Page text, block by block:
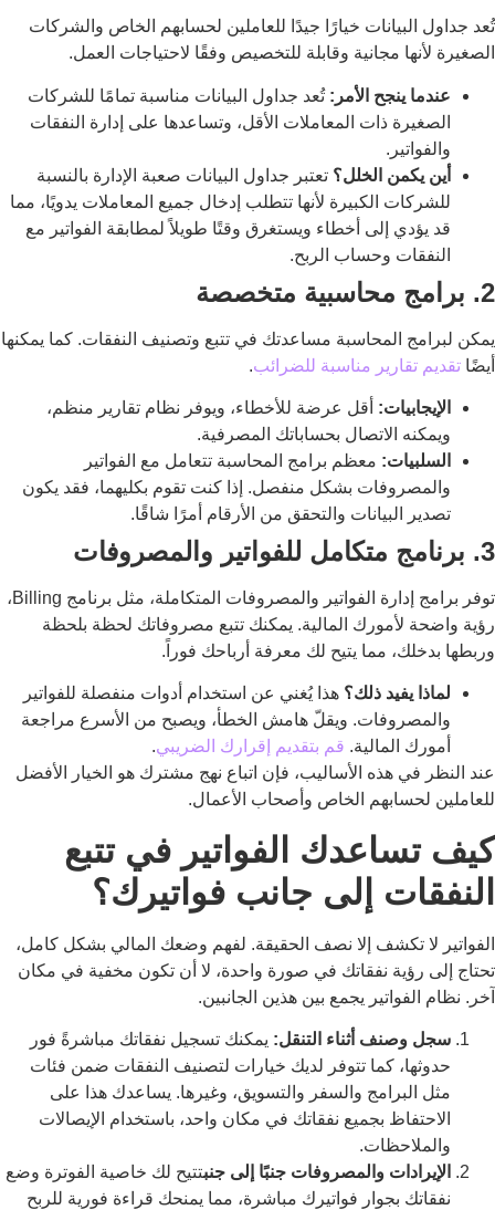
تُعد جداول البيانات خيارًا جيدًا للعاملين لحسابهم الخاص والشركات
الصغيرة لأنها مجانية وقابلة للتخصيص وفقًا لاحتياجات العمل.
عندما ينجح الأمر: تُعد جداول البيانات مناسبة تمامًا للشركات
الصغيرة ذات المعاملات الأقل، وتساعدها على إدارة النفقات
والفواتير.
أين يكمن الخلل؟ تعتبر جداول البيانات صعبة الإدارة بالنسبة
للشركات الكبيرة لأنها تتطلب إدخال جميع المعاملات يدويًا، مما
قد يؤدي إلى أخطاء ويستغرق وقتًا طويلاً لمطابقة الفواتير مع
النفقات وحساب الربح.
2. برامج محاسبية متخصصة
يمكن لبرامج المحاسبة مساعدتك في تتبع وتصنيف النفقات. كما يمكنها
أيضًا تقديم تقارير مناسبة للضرائب.
الإيجابيات: أقل عرضة للأخطاء، ويوفر نظام تقارير منظم،
ويمكنه الاتصال بحساباتك المصرفية.
السلبيات: معظم برامج المحاسبة تتعامل مع الفواتير
والمصروفات بشكل منفصل. إذا كنت تقوم بكليهما، فقد يكون
تصدير البيانات والتحقق من الأرقام أمرًا شاقًا.
3. برنامج متكامل للفواتير والمصروفات
توفر برامج إدارة الفواتير والمصروفات المتكاملة، مثل برنامج Billing،
رؤية واضحة لأمورك المالية. يمكنك تتبع مصروفاتك لحظة بلحظة
وربطها بدخلك، مما يتيح لك معرفة أرباحك فوراً.
لماذا يفيد ذلك؟ هذا يُغني عن استخدام أدوات منفصلة للفواتير
والمصروفات. ويقلّ هامش الخطأ، ويصبح من الأسرع مراجعة
أمورك المالية. قم بتقديم إقرارك الضريبي.
عند النظر في هذه الأساليب، فإن اتباع نهج مشترك هو الخيار الأفضل
للعاملين لحسابهم الخاص وأصحاب الأعمال.
كيف تساعدك الفواتير في تتبع
النفقات إلى جانب فواتيرك؟
الفواتير لا تكشف إلا نصف الحقيقة. لفهم وضعك المالي بشكل كامل،
تحتاج إلى رؤية نفقاتك في صورة واحدة، لا أن تكون مخفية في مكان
آخر. نظام الفواتير يجمع بين هذين الجانبين.
سجل وصنف أثناء التنقل: يمكنك تسجيل نفقاتك مباشرةً فور
حدوثها، كما تتوفر لديك خيارات لتصنيف النفقات ضمن فئات
مثل البرامج والسفر والتسويق، وغيرها. يساعدك هذا على
الاحتفاظ بجميع نفقاتك في مكان واحد، باستخدام الإيصالات
والملاحظات.
الإيرادات والمصروفات جنبًا إلى جنبتتيح لك خاصية الفوترة وضع
نفقاتك بجوار فواتيرك مباشرة، مما يمنحك قراءة فورية للربح